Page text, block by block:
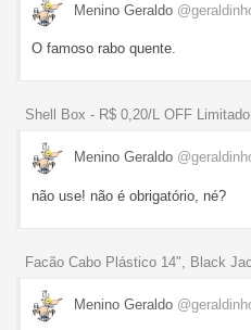
Menino Geraldo
O famoso rabo quente.
Shell Box - R$ 0,20/L OFF
Menino Geraldo
não use! não é obrigatório, né?
Facão Cabo Plástico 14", Black
Menino Geraldo